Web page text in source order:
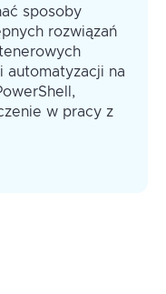
sposoby
rozwiązań
automatyzacji na
w pracy z